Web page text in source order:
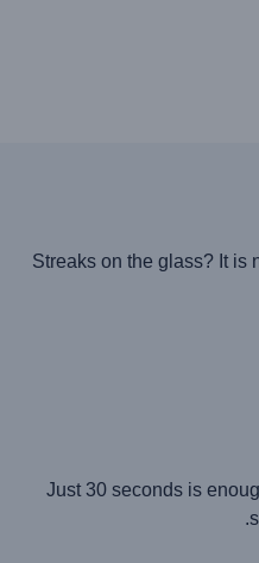
Streaks on the glass? It is
Just 30 seconds is